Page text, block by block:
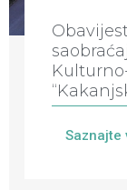
Saznajte